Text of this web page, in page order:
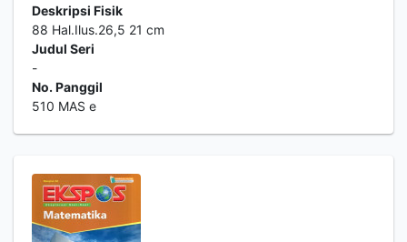
Deskripsi Fisik
88 Hal.Ilus.26,5 21 cm
Judul Seri
-
No. Panggil
510 MAS e